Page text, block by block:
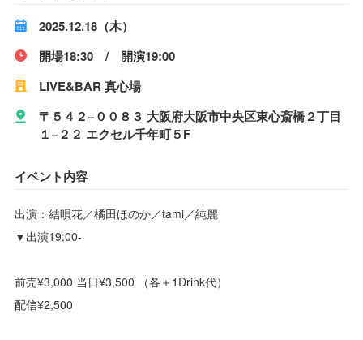
2025.12.18（木）
開場18:30 / 開演19:00
LIVE&BAR 真心場
〒５４２−００８３ 大阪府大阪市中央区東心斎橋２丁目
１−２２ エクセル千年町５F
イベント内容
出演：結唄花／橘田ほのか／tami／純麗
▼出演19:00-
前売¥3,000 当日¥3,500 （各＋1Drink代）
配信¥2,500